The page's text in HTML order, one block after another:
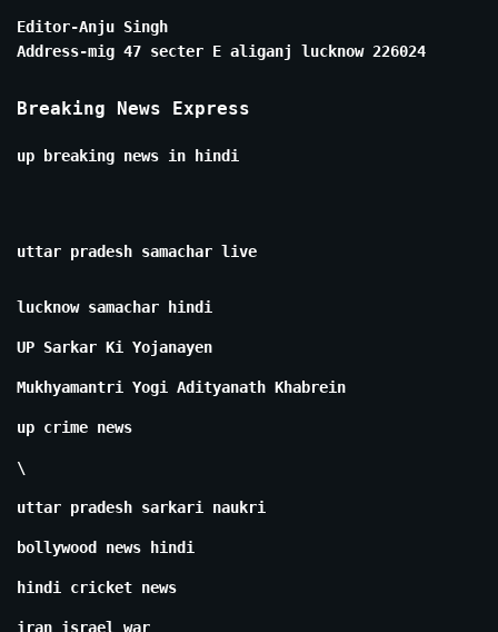
Editor-Anju Singh
Address-mig 47 secter E aliganj lucknow 226024
Breaking News Express
up breaking news in hindi
uttar pradesh samachar live
lucknow samachar hindi
UP Sarkar Ki Yojanayen
Mukhyamantri Yogi Adityanath Khabrein
up crime news
\
uttar pradesh sarkari naukri
bollywood news hindi
hindi cricket news
iran israel war